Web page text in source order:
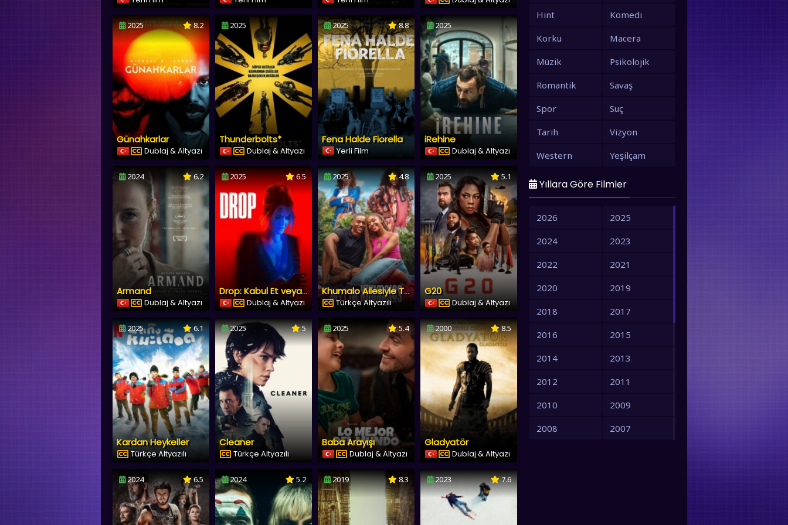
2025 8.2
Günahkarlar
Dublaj & Altyazı
2025
Thunderbolts*
Dublaj & Altyazı
2025 8.8
Fena Halde Fiorella
Yerli Film
2025
iRehine
Dublaj & Altyazı
2024 6.2
Armand
Dublaj & Altyazı
2025 6.5
Drop: Kabul Et veya Reddet
Dublaj & Altyazı
2025 4.8
Khumalo Ailesiyle Tanışın
Türkçe Altyazılı
2025 5.1
G20
Dublaj & Altyazı
2025 6.1
Kardan Heykeller
Türkçe Altyazılı
2025 5
Cleaner
Türkçe Altyazılı
2025 5.4
Baba Arayışı
Dublaj & Altyazı
2000 8.5
Gladyatör
Dublaj & Altyazı
2024 6.5 2024 5.2 2019 8.3 2023 7.6
Hint
Komedi
Korku
Macera
Müzik
Psikolojik
Romantik
Savaş
Spor
Suç
Tarih
Vizyon
Western
Yeşilçam
Yıllara Göre Filmler
2026
2025
2024
2023
2022
2021
2020
2019
2018
2017
2016
2015
2014
2013
2012
2011
2010
2009
2008
2007